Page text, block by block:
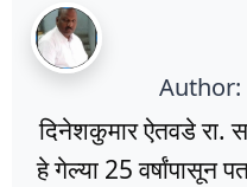
Author:
दिनेशकुमार ऐतवडे रा.
हे गेल्या 25 वर्षांपासून